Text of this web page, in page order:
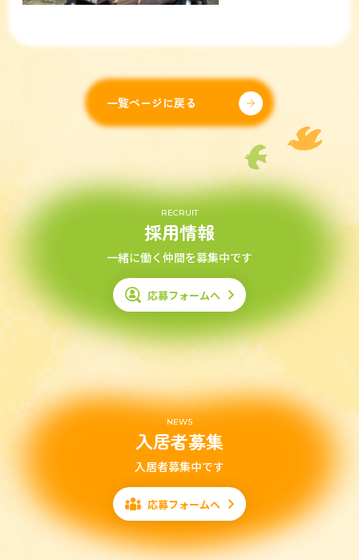
一覧ページに戻る
RECRUIT
採用情報
一緒に働く仲間を募集中です
応募フォームへ
NEWS
入居者募集
入居者募集中です
応募フォームへ